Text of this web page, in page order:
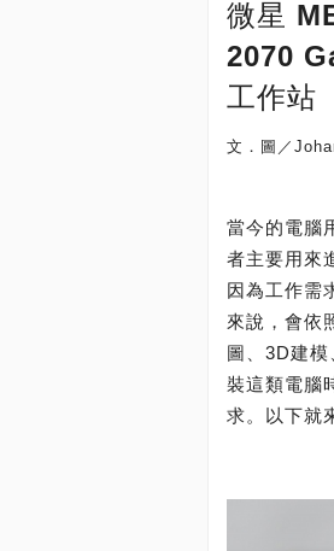
微星
2070
工作站
文．圖／
當今的電腦
者主要用來
因為工作需
來說，會依
圖、3D建
裝這類電腦
求。以下就